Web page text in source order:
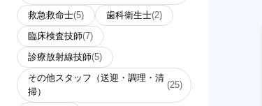
救急救命士(5) 歯科衛生士(2)
臨床検査技師(7)
診療放射線技師(5)
その他スタッフ（送迎・調理・清
掃）
(25)